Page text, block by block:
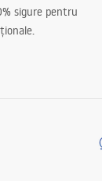
sigure pentru